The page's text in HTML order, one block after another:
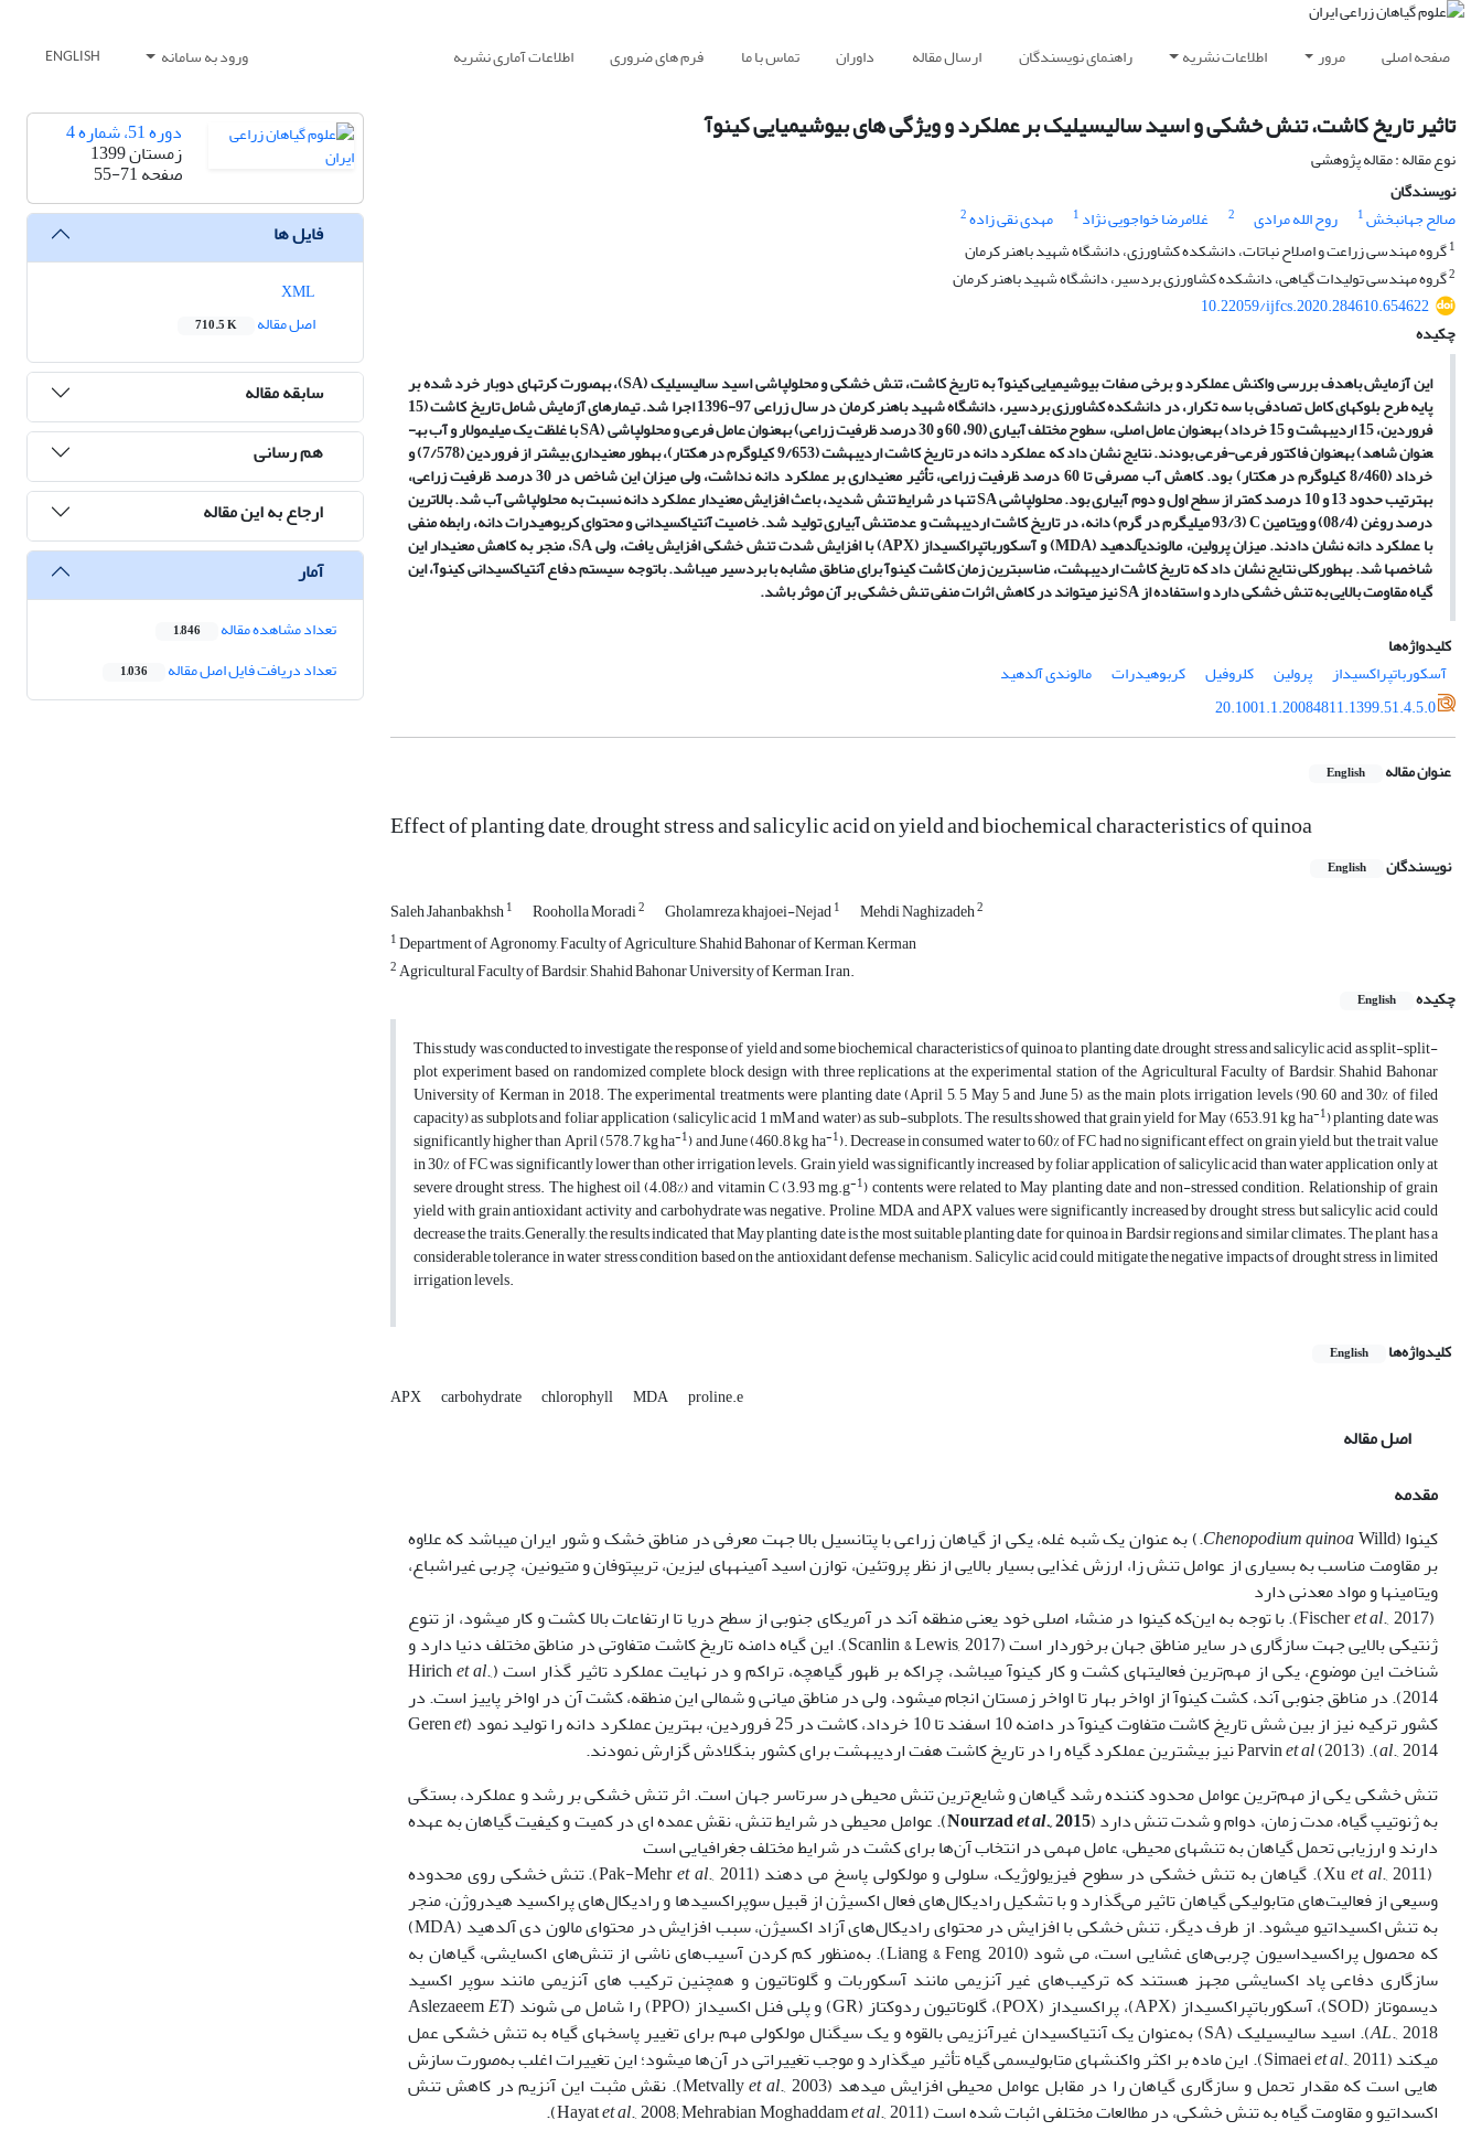
صفحه اصلی مرور اطلاعات نشریه راهنمای نویسندگان ارسال مقاله داوران تماس با ما فرم های ضروری اطلاعات آماری نشریه ورود به سامانه ENGLISH
تاثیر تاریخ‏ کاشت، تنش‏ خشکی و اسید سالیسیلیک بر عملکرد و ویژگی‏ های بیوشیمیایی کینوآ
نوع مقاله : مقاله پژوهشی
نویسندگان
صالح جهانبخش1 روح الله مرادی 2 غلامرضا خواجویی نژاد 1 مهدی نقی زاده2
1گروه مهندسی زراعت و اصلاح نباتات، دانشکده کشاورزی، دانشگاه شهید باهنر کرمان
2گروه مهندسی تولیدات گیاهی، دانشکده کشاورزی بردسیر، دانشگاه شهید باهنر کرمان
10.22059/ijfcs.2020.284610.654622
چکیده
این آزمایش باهدف بررسی واکنش عملکرد و برخی صفات بیوشیمیایی کینوآ به تاریخ کاشت، تنش خشکی و محلول‏پاشی اسید سالیسیلیک (SA)، به­صورت کرت­های دوبار خرد شده بر
پایه طرح بلوک­های کامل تصادفی با سه تکرار، در دانشکده کشاورزی بردسیر، دانشگاه شهید باهنر کرمان در سال زراعی 97-1396 اجرا شد. تیمارهای آزمایش شامل تاریخ کاشت (15
فروردین، 15 اردیبهشت و 15 خرداد) به­عنوان عامل اصلی، سطوح مختلف آبیاری (90، 60 و 30 درصد ظرفیت زراعی) به­عنوان عامل فرعی و محلول‏پاشی ( SAبا غلظت یک میلی­مولار و آب به­
عنوان شاهد) به­عنوان فاکتور فرعی-فرعی بودند. نتایج نشان داد که عملکرد دانه در تاریخ کاشت اردیبهشت (9/653 کیلوگرم در هکتار)، به‏طور معنی‏داری بیشتر از فروردین (7/578) و
خرداد (8/460 کیلوگرم در هکتار) بود. کاهش آب مصرفی تا 60 درصد ظرفیت زراعی، تأثیر معنی­داری بر عملکرد دانه نداشت، ولی میزان این شاخص در 30 درصد ظرفیت زراعی،
به‏ترتیب حدود 13 و 10 درصد کمتر از سطح اول و دوم آبیاری بود. محلول‏پاشی SAتنها در شرایط تنش شدید، باعث افزایش معنی­دار عملکرد دانه نسبت به محلول‏پاشی آب شد. بالاترین
درصد روغن (08/4) و ویتامین C (93/3 میلی‏گرم در گرم) دانه، در تاریخ کاشت اردیبهشت و عدم‏تنش آبیاری تولید شد. خاصیت آنتی‏اکسیدانی و محتوای کربوهیدرات دانه، رابطه منفی
با عملکرد دانه نشان دادند. میزان پرولین، مالون‏دی‏آلدهید (MDA) و آسکوربات‏پراکسیداز (APX) با افزایش شدت تنش خشکی افزایش یافت، ولیSA، منجر به کاهش معنی‏دار این
شاخص‏ها شد. به‏طورکلی نتایج نشان داد که تاریخ کاشت اردیبهشت، مناسب‏ترین زمان کاشت کینوآ برای مناطق مشابه با بردسیر می‏باشد. باتوجه سیستم دفاع آنتی‏اکسیدانی کینوآ، این
گیاه مقاومت بالایی به تنش خشکی دارد و استفاده ازSAنیز می‏تواند در کاهش اثرات منفی تنش خشکی بر آن موثر باشد.
کلیدواژه‌ها
آسکوربات‏پراکسیداز
پرولین کلروفیل کربوهیدرات
مالون‏دی‏ آلدهید
20.1001.1.20084811.1399.51.4.5.0
عنوان مقاله English
Effect of planting date, drought stress and salicylic acid on yield and biochemical characteristics of quinoa
نویسندگان English
Saleh Jahanbakhsh1 Rooholla Moradi2 Gholamreza khajoei-Nejad1 Mehdi Naghizadeh2
1Department of Agronomy, Faculty of Agriculture, Shahid Bahonar of Kerman, Kerman
2Agricultural Faculty of Bardsir, Shahid Bahonar University of Kerman, Iran.
چکیده
English
This study was conducted to investigate the response of yield and some biochemical characteristics of quinoa to planting date, drought stress and salicylic acid as split-split-
plot experiment based on randomized complete block design with three replications at the experimental station of the Agricultural Faculty of Bardsir, Shahid Bahonar
University of Kerman in 2018. The experimental treatments were planting date (April 5, 5 May 5 and June 5) as the main plots, irrigation levels (90, 60 and 30% of filed
capacity) as subplots and foliar application (salicylic acid 1 mM and water) as sub-subplots. The results showed that grain yield for May (653.91 kg ha-1) planting date was
significantly higher than April (578.7 kg ha-1) and June (460.8 kg ha-1). Decrease in consumed water to 60% of FC had no significant effect on grain yield, but the trait value
in 30% of FC was significantly lower than other irrigation levels. Grain yield was significantly increased by foliar application of salicylic acid than water application only at
severe drought stress. The highest oil (4.08%) and vitamin C (3.93 mg.g-1) contents were related to May planting date and non-stressed condition. Relationship of grain
yield with grain antioxidant activity and carbohydrate was negative. Proline, MDA and APX values were significantly increased by drought stress, but salicylic acid could
decrease the traits.Generally, the results indicated that May planting date is the most suitable planting date for quinoa in Bardsir regions and similar climates. The plant has a
considerable tolerance in water stress condition based on the antioxidant defense mechanism. Salicylic acid could mitigate the negative impacts of drought stress in limited
irrigation levels.
کلیدواژه‌ها English
APX carbohydrate chlorophyll MDA proline.e
اصل مقاله
مقدمه
کینوا (
Chenopodium quinoaWilld.) به‏ عنوان یک شبه ‏غله، یکی از گیاهان زراعی با پتانسیل بالا جهت معرفی در مناطق خشک و شور ایران می‏باشد که علاوه
بر مقاومت مناسب به بسیاری از عوامل تنش زا، ارزش غذایی بسیار بالایی از نظر پروتئین، توازن اسید آمینه‏های لیزین، تریپتوفان و متیونین، چربی غیراشباع،
ویتامین­ها و مواد معدنی دارد
(Fischer
et al
., 2017). با توجه به این‌که کینوا در منشاء اصلی خود یعنی منطقه آند در آمریکای جنوبی از سطح دریا تا ارتفاعات بالا کشت و کار می‏شود، از تنوع
ژنتیکی بالایی جهت سازگاری در سایر مناطق جهان برخوردار است (Scanlin & Lewis, 2017). این گیاه دامنه تاریخ کاشت متفاوتی در مناطق مختلف دنیا دارد و
شناخت این موضوع، یکی از مهم‌ترین فعالیت‏های کشت و کار کینوآ می‏باشد، چراکه بر ظهور گیاهچه، تراکم و در نهایت عملکرد تاثیر گذار است (Hirich et al.,
2014). در مناطق جنوبی آند، کشت کینوآ از اواخر بهار تا اواخر زمستان انجام می‏شود، ولی در مناطق میانی و شمالی این منطقه، کشت آن در اواخر پاییز است. در
کشور ترکیه نیز از بین شش تاریخ کاشت متفاوت کینوآ در دامنه 10 اسفند تا 10 خرداد، کاشت در 25 فروردین، بهترین عملکرد دانه را تولید نمود (Geren
et
al., 2014). Parvin
et al(2013) نیز بیشترین عملکرد گیاه را در تاریخ کاشت هفت اردیبهشت برای کشور بنگلادش گزارش نمودند.
تنش خشکی یکی از مهم‌ترین عوامل محدود کننده رشد گیاهان و شایع‌ترین تنش محیطی در سرتاسر جهان است. اثر تنش خشکی بر رشد و عملکرد، بستگی
به ژنوتیپ گیاه، مدت زمان، دوام و شدت تنش دارد (
Nourzadet al., 2015
). عوامل محیطی در شرایط تنش، نقش عمده ای در کمیت و کیفیت گیاهان به عهده
دارند و ارزیابی تحمل گیاهان به تنش‏های محیطی، عامل مهمی در انتخاب آن‌ها برای کشت در شرایط مختلف جغرافیایی است
(Xu
et al., 2011). گیاهان به تنش خشکی در سطوح فیزیولوژیک، سلولی و مولکولی پاسخ می دهند (Pak-Mehr et al
., 2011). تنش خشکی روی محدوده
وسیعی از فعالیت‌های متابولیکی گیاهان تاثیر می‌گذارد و با تشکیل رادیکال‌های فعال اکسیژن از قبیل سوپراکسیدها و رادیکال‌های پراکسید هیدروژن، منجر
به تنش اکسیداتیو می‏شود. از طرف دیگر، تنش خشکی با افزایش در محتوای رادیکال‌های آزاد اکسیژن، سبب افزایش در محتوای مالون دی آلدهید (MDA)
که محصول پراکسیداسیون چربی‌های غشایی است، می شود (Liang & Feng, 2010). به‌منظور کم کردن آسیب‌های ناشی از تنش‌های اکسایشی، گیاهان به
سازگاری دفاعی پاد اکسایشی مجهز هستند که ترکیب‌های غیر آنزیمی مانند آسکوربات و گلوتاتیون و همچنین ترکیب های آنزیمی مانند سوپر اکسید
دیسموتاز (SOD)، آسکوربات‏پراکسیداز (APX)، پراکسیداز (POX)، گلوتاتیون ردوکتاز (GR) و پلی فنل اکسیداز (PPO) را شامل می شوند (Aslezaeem
ET
AL
., 2018). اسید سالیسیلیک (SA) به‌عنوان یک آنتی‏اکسیدان غیرآنزیمی بالقوه و یک سیگنال مولکولی مهم برای تغییر پاسخ‏های گیاه به تنش خشکی عمل
می‏کند (Simaei
et al
., 2011). این ماده بر اکثر واکنش‏های متابولیسمی گیاه تأثیر می‏گذارد و موجب تغییراتی در آن‌ها می‏شود؛ این تغییرات اغلب به‌صورت سازش‏
هایی است که مقدار تحمل و سازگاری گیاهان را در مقابل عوامل محیطی افزایش می‏دهد (Metvally
et al
., 2003). نقش مثبت این آنزیم در کاهش تنش
اکسداتیو و مقاومت گیاه به تنش خشکی، در مطالعات مختلفی اثبات شده است (Hayat
et al., 2008; Mehrabian Moghaddamet al., 2011).
دوره 51، شماره 4
زمستان 1399
صفحه55-71
فایل ها
اصل مقاله
710.5 K
سابقه مقاله
هم رسانی
ارجاع به این مقاله
آمار
تعداد مشاهده مقاله 1,846
تعداد دریافت فایل اصل مقاله 1,036